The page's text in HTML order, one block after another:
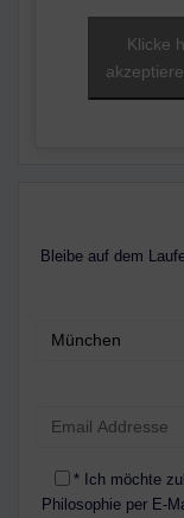
Klicke
Bleibe auf dem
* Ich möchte
Philosophie per E-